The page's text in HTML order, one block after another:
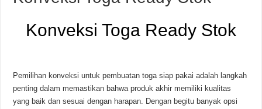
Konveksi Toga Ready Stok
Pemilihan konveksi untuk pembuatan toga siap pakai adalah langkah
penting dalam memastikan bahwa produk akhir memiliki kualitas
yang baik dan sesuai dengan harapan. Dengan begitu banyak opsi